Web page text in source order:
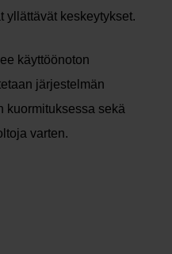
yllättävät keskeytykset.
käyttöönoton
järjestelmän
kuormituksessa sekä
varten.